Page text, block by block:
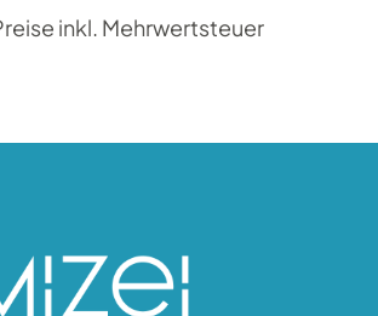
inkl. Mehrwertsteuer